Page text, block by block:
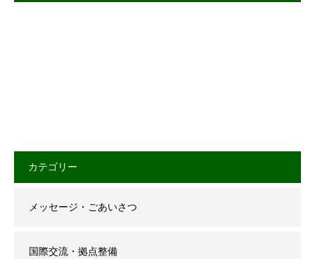
カテゴリー
メッセージ・ごあいさつ
国際交流・拠点整備